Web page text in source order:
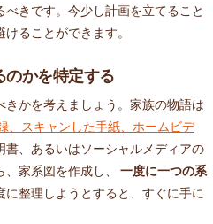
きです。今少し計画を立てること
ることができます。
かを特定する
きかを考えましょう。家族の物語は
、スキャンした手紙、ホームビデ
書、あるいはソーシャルメディアの
家系図を作成し、 一度に一つの系
に整理しようとすると、すぐに手に